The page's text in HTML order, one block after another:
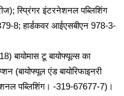
स्प्रिंगर इंटरनेशनल पब्लिशिंग
8; हार्डकवर आईएसबीएन 978-3-
बायोमास टू बायोफ्यूल्स का
(बायोफ्यूल एंड बायोरिफाइनरी
पब्लिशिंग। -319-67677-7)।